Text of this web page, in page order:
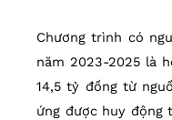
Chương trình có
năm 2023-2025 là
14,5 tỷ đồng từ
ứng được huy động